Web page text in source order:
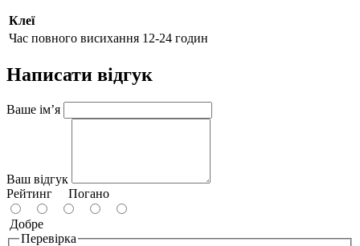
Клеї
Час повного висихання 12-24 годин
Написати відгук
Ваше ім’я
Ваш відгук
Рейтинг Погано
Добре
Перевірка